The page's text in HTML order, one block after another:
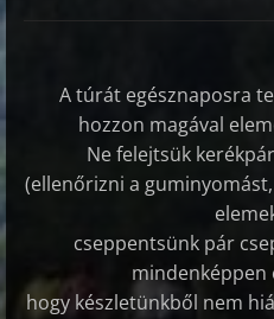
A túrát egésznaposra
hozzon magával
Ne felejtsük
(ellenőrizni a
cseppentsünk pár
mindenképpen
hogy készletünkből nem